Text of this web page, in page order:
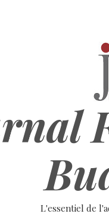
L'essentiel de